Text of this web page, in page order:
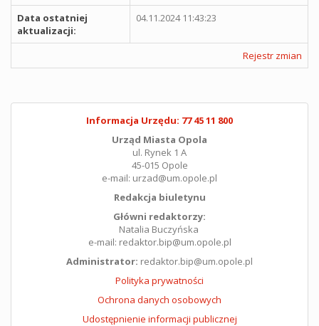
Data ostatniej
aktualizacji:
04.11.2024 11:43:23
Rejestr zmian
Informacja Urzędu: 77 45 11 800
Urząd Miasta Opola
ul. Rynek 1 A
45-015 Opole
e-mail: urzad@um.opole.pl
Redakcja biuletynu
Główni redaktorzy:
Natalia Buczyńska
e-mail: redaktor.bip@um.opole.pl
Administrator: redaktor.bip@um.opole.pl
Polityka prywatności
Ochrona danych osobowych
Udostępnienie informacji publicznej